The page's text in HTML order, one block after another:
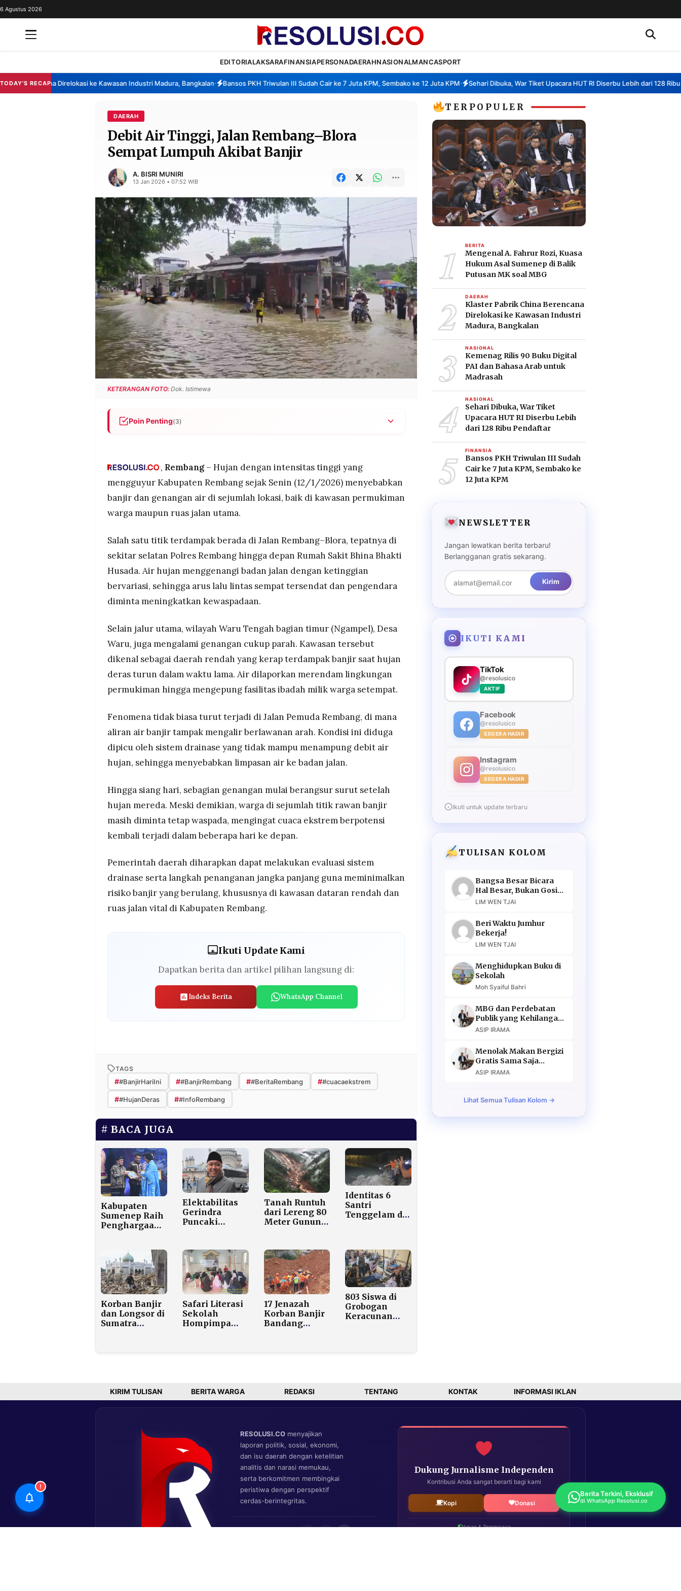
REDAKSI
BERITA
WARGA
TULISAN
SERVICE
6 Agustus 2026
EDITORIALAKSARAFINANSIAPERSONADAERAHNASIONALMANCASPORT
TODAY'S RECAP
Berencana Direlokasi ke Kawasan Industri Madura, Bangkalan• Bansos PKH Triwulan III Sudah Cair ke 7 Juta KPM, Sembako ke 12 Juta KPM• Sehari Dibuka, War Tiket Upacara HUT RI Diserbu Lebih dari 128 Ribu
DAERAH
Debit Air Tinggi, Jalan Rembang–Blora
Sempat Lumpuh Akibat Banjir
A. BISRI MUNIRI
13 Jan 2026 • 07:52 WIB
KETERANGAN FOTO: Dok. Istimewa
Poin Penting(3)
Drainase diduga jadi penyebab utama genangan sulit surut
, Rembang– Hujan dengan intensitas tinggi yang
mengguyur Kabupaten Rembang sejak Senin (12/1/2026) menyebabkan
banjir dan genangan air di sejumlah lokasi, baik di kawasan permukiman
warga maupun ruas jalan utama.
Salah satu titik terdampak berada di Jalan Rembang–Blora, tepatnya di
sekitar selatan Polres Rembang hingga depan Rumah Sakit Bhina Bhakti
Husada. Air hujan menggenangi badan jalan dengan ketinggian
bervariasi, sehingga arus lalu lintas sempat tersendat dan pengendara
diminta meningkatkan kewaspadaan.
Selain jalur utama, wilayah Waru Tengah bagian timur (Ngampel), Desa
Waru, juga mengalami genangan cukup parah. Kawasan tersebut
dikenal sebagai daerah rendah yang kerap terdampak banjir saat hujan
deras turun dalam waktu lama. Air dilaporkan merendam lingkungan
permukiman hingga mengepung fasilitas ibadah milik warga setempat.
Fenomena tidak biasa turut terjadi di Jalan Pemuda Rembang, di mana
aliran air banjir tampak mengalir berlawanan arah. Kondisi ini diduga
dipicu oleh sistem drainase yang tidak mampu menampung debit air
hujan, sehingga menyebabkan limpasan air ke badan jalan.
Hingga siang hari, sebagian genangan mulai berangsur surut setelah
hujan mereda. Meski demikian, warga di sejumlah titik rawan banjir
masih diminta tetap waspada, mengingat cuaca ekstrem berpotensi
kembali terjadi dalam beberapa hari ke depan.
Pemerintah daerah diharapkan dapat melakukan evaluasi sistem
drainase serta langkah penanganan jangka panjang guna meminimalkan
risiko banjir yang berulang, khususnya di kawasan dataran rendah dan
ruas jalan vital di Kabupaten Rembang.
Ikuti Update Kami
Dapatkan berita dan artikel pilihan langsung di:
Indeks Berita WhatsApp Channel
TAGS
##BanjirHariIni ##BanjirRembang ##BeritaRembang ##cuacaekstrem
##HujanDeras ##InfoRembang
BACA JUGA
Kabupaten
Sumenep Raih
Penghargaan
Awards 2026
atas Kebijakan
Transportasi
Laut
Elektabilitas
Gerindra
Puncaki
Masyarakat
Puas dengan
Program
Prioritas
Presiden
Tanah Runtuh
dari Lereng 80
Meter Gunung
Arjasari
Dievakuasi
Identitas 6
Santri
Tenggelam di
Bangkalan
Korban Banjir
dan Longsor di
Sumatra
Nasional
Safari Literasi
Sekolah
Hompimpa
17 Jenazah
Korban Banjir
Bandang
803 Siswa di
Grobogan
Keracunan
Dirawat
TERPOPULER
1 BERITA
Mengenal A. Fahrur Rozi, Kuasa
Hukum Asal Sumenep di Balik
Putusan MK soal MBG
2 DAERAH
Klaster Pabrik China Berencana
Direlokasi ke Kawasan Industri
Madura, Bangkalan
3 NASIONAL
Kemenag Rilis 90 Buku Digital
PAI dan Bahasa Arab untuk
Madrasah
4 NASIONAL
Sehari Dibuka, War Tiket
Upacara HUT RI Diserbu Lebih
dari 128 Ribu Pendaftar
5 FINANSIA
Bansos PKH Triwulan III Sudah
Cair ke 7 Juta KPM, Sembako ke
12 Juta KPM
NEWSLETTER
Jangan lewatkan berita terbaru!
Berlangganan gratis sekarang.
Kirim
IKUTI KAMI
TikTok
@resolusico
AKTIF
Facebook
@resolusico
SEGERA HADIR
Instagram
@resolusico
SEGERA HADIR
Ikuti untuk update terbaru
TULISAN KOLOM
Bangsa Besar Bicara
Hal Besar, Bukan Gosip
Murahan
LIM WEN TJAI
Beri Waktu Jumhur
Bekerja!
LIM WEN TJAI
Menghidupkan Buku di
Sekolah
Moh Syaiful Bahri
MBG dan Perdebatan
Publik yang Kehilangan
Argumen
ASIP IRAMA
Menolak Makan Bergizi
Gratis Sama Saja
Menolak Masa Depan
ASIP IRAMA
Lihat Semua Tulisan Kolom →
KIRIM TULISAN BERITA WARGA REDAKSI TENTANG KONTAK INFORMASI IKLAN
RESOLUSI.CO menyajikan
laporan politik, sosial, ekonomi,
dan isu daerah dengan ketelitian
analitis dan narasi memukau,
serta berkomitmen membingkai
peristiwa dengan perspektif
cerdas-berintegritas.
Dukung Jurnalisme Independen
Kontribusi Anda sangat berarti bagi kami
Kopi Donasi
Aman & Terpercaya
!
Berita Terkini, Eksklusif
di WhatsApp Resolusi.co